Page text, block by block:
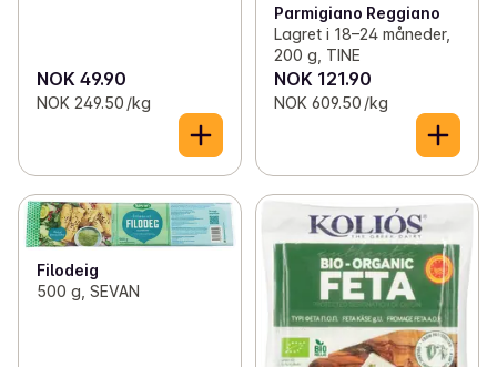
NOK 49.90
NOK 249.50 /kg
Parmigiano Reggiano
Lagret i 18–24 måneder,
200 g, TINE
NOK 121.90
NOK 609.50 /kg
Filodeig
500 g, SEVAN